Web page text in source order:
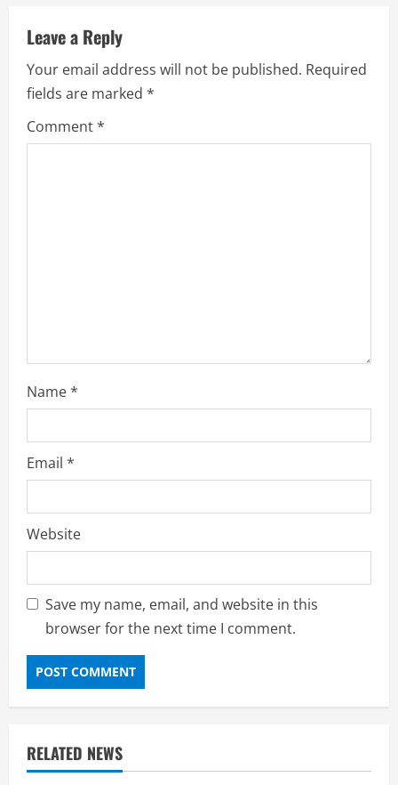
e
R
e
Leave a Reply
Your email address will not be published. Required
fields are marked *
Comment*
Name*
Email *
Website
Save my name, email, and website in this
browser for the next time I comment.
RELATED NEWS